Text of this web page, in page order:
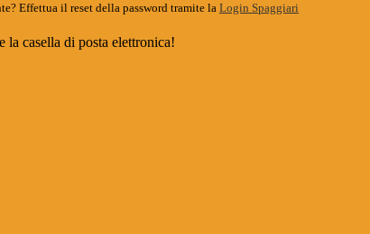
Effettua il reset della password tramite la Login Spaggiari
casella di posta elettronica!